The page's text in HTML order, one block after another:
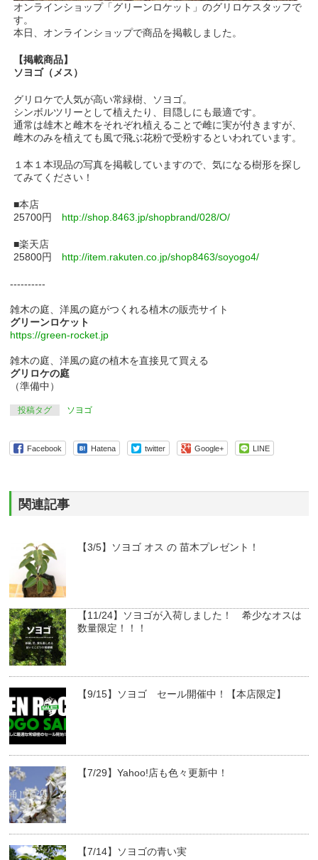
オンラインショップ「グリーンロケット」のグリロケスタッフで
す。
本日、オンラインショップで商品を掲載しました。
【掲載商品】
ソヨゴ（メス）
グリロケで人気が高い常緑樹、ソヨゴ。
シンボルツリーとして植えたり、目隠しにも最適です。
通常は雄木と雌木をそれぞれ植えることで雌に実が付きますが、
雌木のみを植えても風で飛ぶ花粉で受粉するといわれています。
１本１本現品の写真を掲載していますので、気になる樹形を探し
てみてください！
■本店
25700円 http://shop.8463.jp/shopbrand/028/O/
■楽天店
25800円 http://item.rakuten.co.jp/shop8463/soyogo4/
----------
雑木の庭、洋風の庭がつくれる植木の販売サイト
グリーンロケット
https://green-rocket.jp
雑木の庭、洋風の庭の植木を直接見て買える
グリロケの庭
（準備中）
投稿タグ ソヨゴ
Facebook Hatena twitter Google+ LINE
関連記事
【3/5】ソヨゴ オス の 苗木プレゼント！
【11/24】ソヨゴが入荷しました！ 希少なオスは
数量限定！！！
【9/15】ソヨゴ セール開催中！【本店限定】
【7/29】Yahoo!店も色々更新中！
【7/14】ソヨゴの青い実